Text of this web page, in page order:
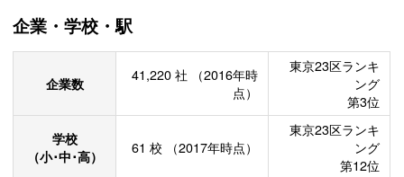
企業・学校・駅
企業数 41,220 社
（2016年時
点）
東京23区ランキ
ング
第3位
学校
（小･中･高）
61 校 （2017年時点）
東京23区ランキ
ング
第12位